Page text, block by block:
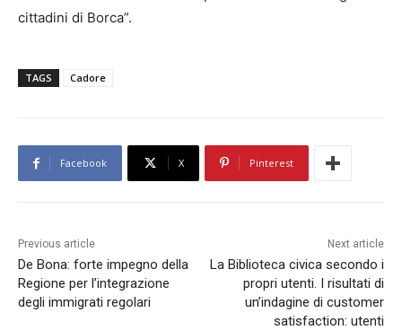
cittadini di Borca”.
TAGS Cadore
Facebook X Pinterest
Previous article
De Bona: forte impegno della
Regione per l’integrazione
degli immigrati regolari
Next article
La Biblioteca civica secondo i
propri utenti. I risultati di
un’indagine di customer
satisfaction: utenti